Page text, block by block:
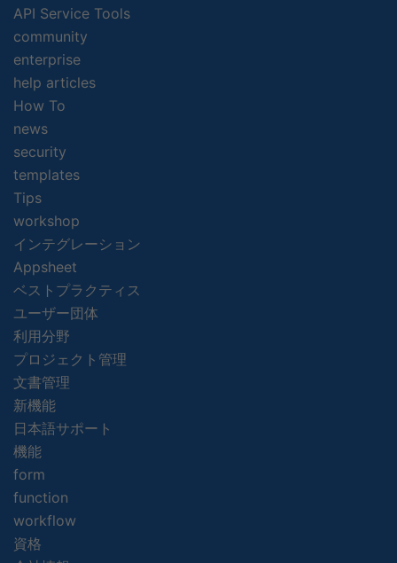
API Service Tools
community
enterprise
help articles
How To
news
security
templates
Tips
workshop
インテグレーション
Appsheet
ベストプラクティス
ユーザー団体
利用分野
プロジェクト管理
文書管理
新機能
日本語サポート
機能
form
function
workflow
資格